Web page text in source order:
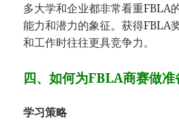
多大学和企业都非常看重FBLA
能力和潜力的象征。获得FBLA
和工作时往往更具竞争力。
四、如何为FBLA商赛做准
学习策略